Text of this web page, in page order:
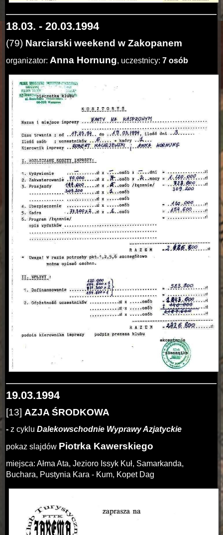
18.03. - 20.03.1994
(79) Narciarski weekend w Zakopanem
organizator: Anna Hornung, uczestnicy:7 osób
19.03.1994
[13] AZJA ŚRODKOWA
-z cykluDalekowschodnie Wyprawy Azjatyckie
pokaz slajdów Piotrka Kawerskiego
miejsca: Ałma Ata, Jezioro Issyk Kuł, Samarkanda,
Buchara, Pustynia Kara - Kum, Kopet Dag